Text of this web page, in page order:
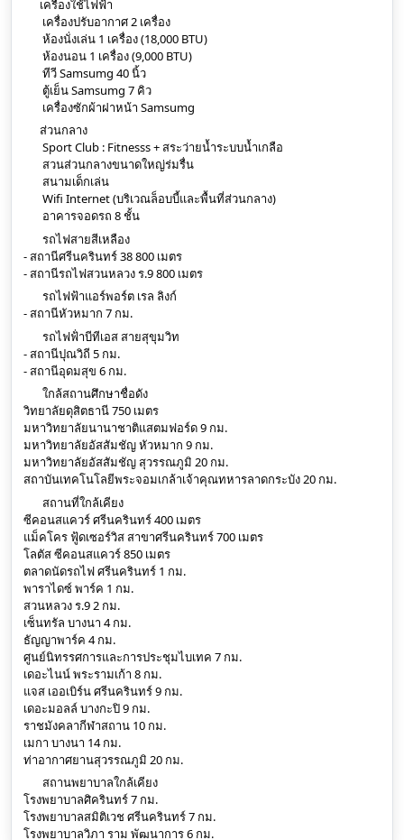
เครื่องใช้ไฟฟ้า
เครื่องปรับอากาศ 2 เครื่อง
ห้องนั่งเล่น 1 เครื่อง (18,000 BTU)
ห้องนอน 1 เครื่อง (9,000 BTU)
ทีวี Samsumg 40 นิ้ว
ตู้เย็น Samsumg 7 คิว
เครื่องซักผ้าฝาหน้า Samsumg
ส่วนกลาง
Sport Club : Fitnesss + สระว่ายน้ำระบบน้ำเกลือ
สวนส่วนกลางขนาดใหญ่ร่มรื่น
สนามเด็กเล่น
Wifi Internet (บริเวณล็อบบี้และพื้นที่ส่วนกลาง)
อาคารจอดรถ 8 ชั้น
รถไฟสายสีเหลือง
- สถานีศรีนครินทร์ 38 800 เมตร
- สถานีรถไฟสวนหลวง ร.9 800 เมตร
รถไฟฟ้าแอร์พอร์ต เรล ลิงก์
- สถานีหัวหมาก 7 กม.
รถไฟฟ้่าบีทีเอส สายสุขุมวิท
- สถานีปุณวิถี 5 กม.
- สถานีอุดมสุข 6 กม.
ใกล้สถานศึกษาชื่อดัง
วิทยาลัยดุสิตธานี 750 เมตร
มหาวิทยาลัยนานาชาติแสตมฟอร์ด 9 กม.
มหาวิทยาลัยอัสสัมชัญ หัวหมาก 9 กม.
มหาวิทยาลัยอัสสัมชัญ สุวรรณภูมิ 20 กม.
สถาบันเทคโนโลยีพระจอมเกล้าเจ้าคุณทหารลาดกระบัง 20 กม.
สถานที่ใกล้เคียง
ซีคอนสแควร์ ศรีนครินทร์ 400 เมตร
แม็คโคร ฟู้ดเซอร์วิส สาขาศรีนครินทร์ 700 เมตร
โลตัส ซีคอนสแควร์ 850 เมตร
ตลาดนัดรถไฟ ศรีนครินทร์ 1 กม.
พาราไดซ์ พาร์ค 1 กม.
สวนหลวง ร.9 2 กม.
เซ็นทรัล บางนา 4 กม.
ธัญญาพาร์ค 4 กม.
ศูนย์นิทรรศการและการประชุมไบเทค 7 กม.
เดอะไนน์ พระรามเก้า 8 กม.
แจส เออเบิร์น ศรีนครินทร์ 9 กม.
เดอะมอลล์ บางกะปิ 9 กม.
ราชมังคลากีฬาสถาน 10 กม.
เมกา บางนา 14 กม.
ท่าอากาศยานสุวรรณภูมิ 20 กม.
สถานพยาบาลใกล้เคียง
โรงพยาบาลศิครินทร์ 7 กม.
โรงพยาบาลสมิติเวช ศรีนครินทร์ 7 กม.
โรงพยาบาลวิภา ราม พัฒนาการ 6 กม.